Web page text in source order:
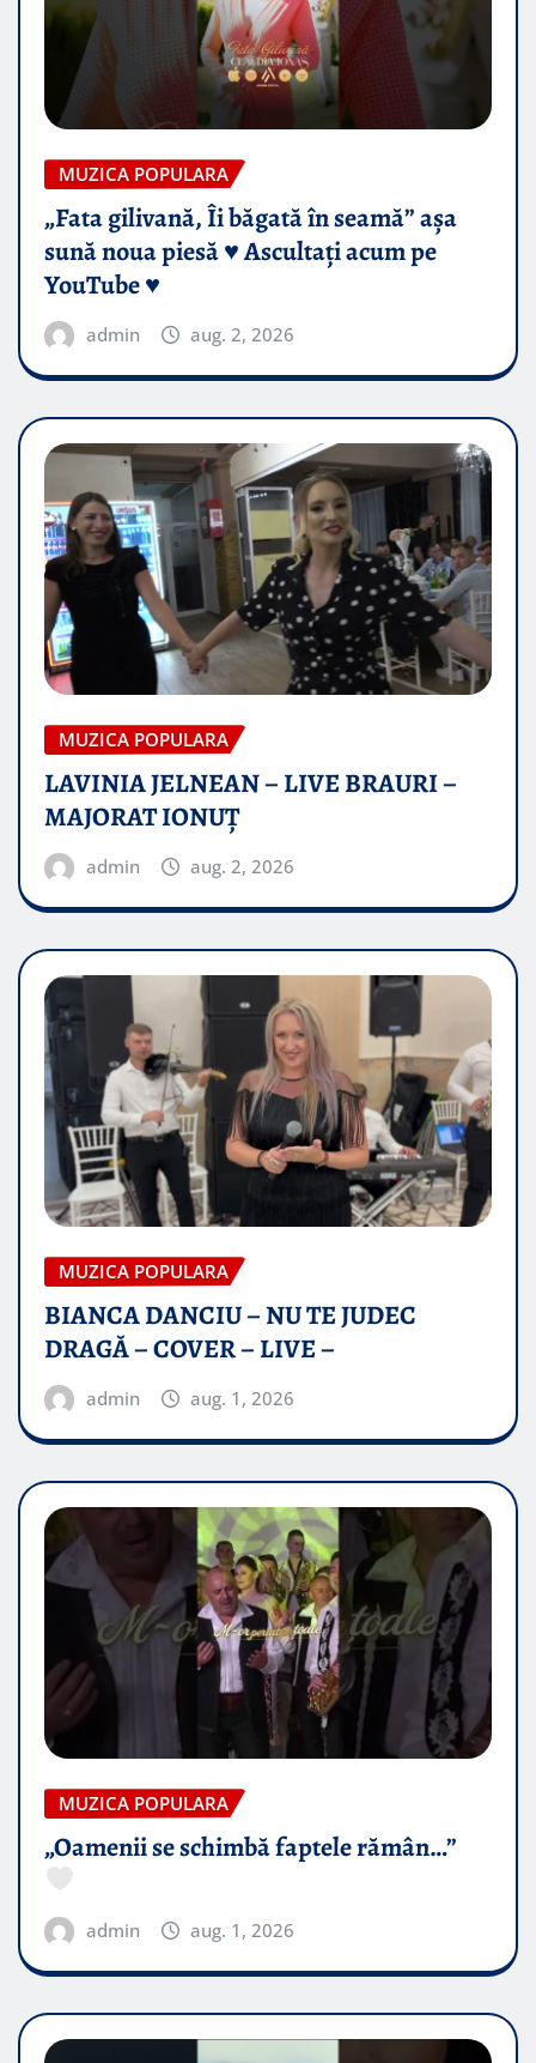
MUZICA POPULARA
„Fata gilivană, Îi băgată în seamă” așa
sună noua piesă ♥️ Ascultați acum pe
YouTube ♥️
admin aug. 2, 2026
MUZICA POPULARA
LAVINIA JELNEAN – LIVE BRAURI –
MAJORAT IONUŢ
admin aug. 2, 2026
MUZICA POPULARA
BIANCA DANCIU – NU TE JUDEC
DRAGĂ – COVER – LIVE –
admin aug. 1, 2026
MUZICA POPULARA
„Oamenii se schimbă faptele rămân…”
admin aug. 1, 2026